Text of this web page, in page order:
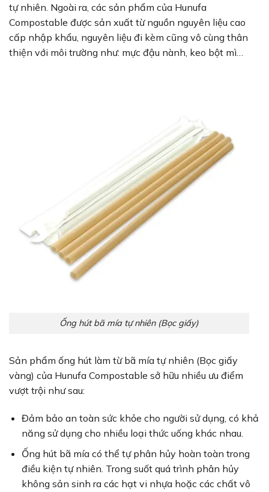
tự nhiên. Ngoài ra, các sản phẩm của Hunufa
Compostable được sản xuất từ nguồn nguyên liệu cao
cấp nhập khẩu, nguyên liệu đi kèm cũng vô cùng thân
thiện với môi trường như: mực đậu nành, keo bột mì…
Ống hút bã mía tự nhiên (Bọc giấy)
Sản phẩm ống hút làm từ bã mía tự nhiên (Bọc giấy
vàng) của Hunufa Compostable sở hữu nhiều ưu điểm
vượt trội như sau:
Đảm bảo an toàn sức khỏe cho người sử dụng, có khả
năng sử dụng cho nhiều loại thức uống khác nhau.
Ống hút bã mía có thể tự phân hủy hoàn toàn trong
điều kiện tự nhiên. Trong suốt quá trình phân hủy
không sản sinh ra các hạt vi nhựa hoặc các chất vô